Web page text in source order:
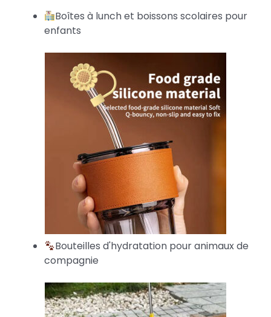
Boîtes à lunch et boissons scolaires pour
enfants
Bouteilles d'hydratation pour animaux de
compagnie